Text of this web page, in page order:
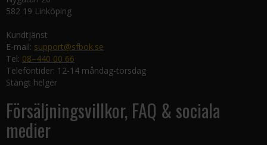
582 19 Linköping
Kundtjänst
E-mail: support@sfbok.se
Tel: 08–440 00 66
Telefontider: 12-14 måndag-torsdag
Stängt helger
Försäljningsvillkor, FAQ & sociala
medier